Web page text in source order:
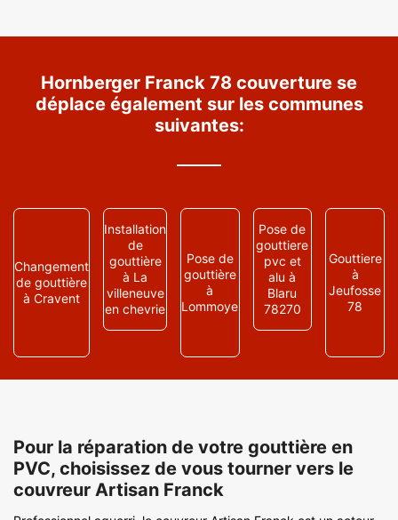
Hornberger Franck 78 couverture se
déplace également sur les communes
suivantes:
Changement
de gouttière
à Cravent
Installation
de
gouttière
à La
villeneuve
en chevrie
Pose de
gouttière
à
Lommoye
Pose de
gouttiere
pvc et
alu à
Blaru
78270
Gouttiere
à
Jeufosse
78
Pour la réparation de votre gouttière en
PVC, choisissez de vous tourner vers le
couvreur Artisan Franck